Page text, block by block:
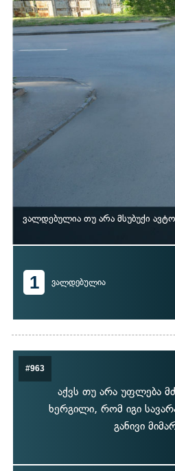
ვალდებულია თუ არა მსუბუქი
1 ვალდებულია
#963
აქვს თუ არა უფლება
ხერგილი, რომ იგი
განივი